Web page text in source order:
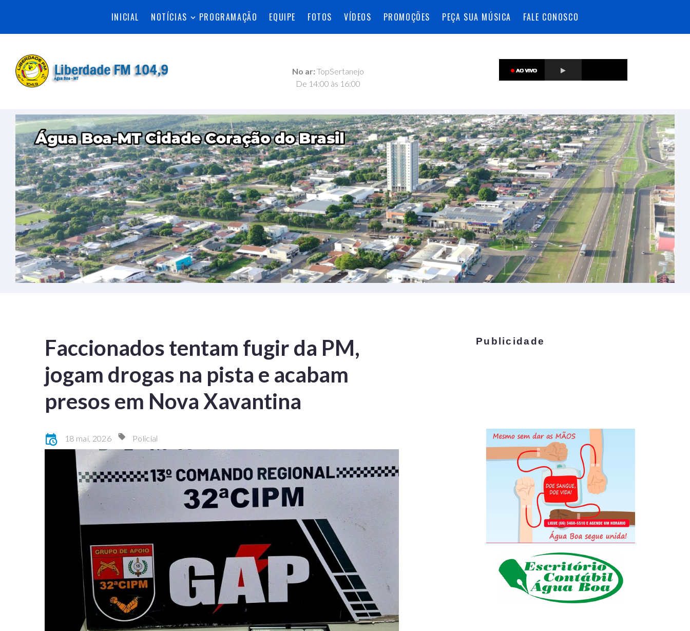
INICIAL NOTÍCIAS PROGRAMAÇÃO EQUIPE FOTOS VÍDEOS PROMOÇÕES PEÇA SUA MÚSICA FALE CONOSCO
No ar: TopSertanejo
De 14:00 às 16:00
Faccionados tentam fugir da PM,
jogam drogas na pista e acabam
presos em Nova Xavantina
18 mai, 2026 Policial
Publicidade